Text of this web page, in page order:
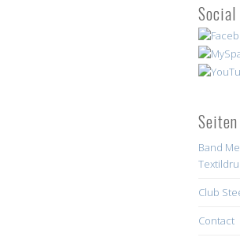
Seiten
Band
Club
Contact